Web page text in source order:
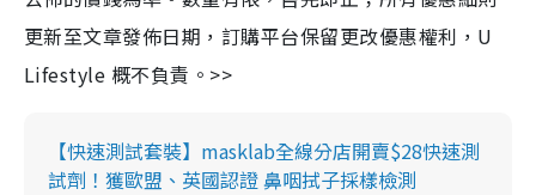
更新至文章發佈日期，訂購平台保留更改優惠權利，U
Lifestyle 概不負責。>>
【快速測試套裝】masklab全線分店開賣$28快速測
試劑！獲歐盟、英國認證 鼻咽拭子採樣檢測